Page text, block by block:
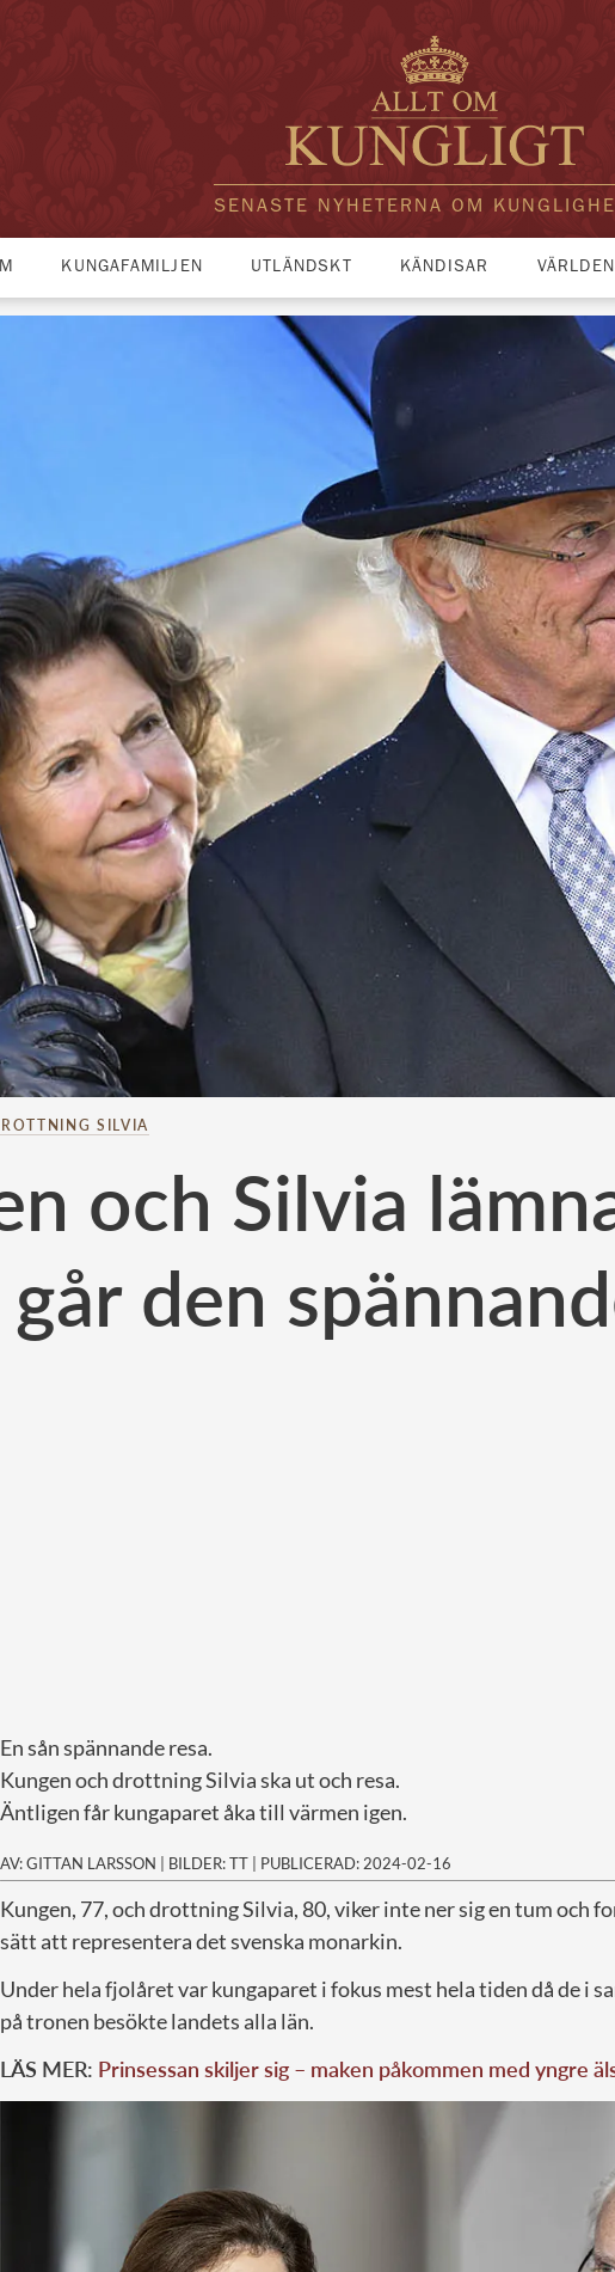
SENASTE NYHETERNA OM
KUNGAFAMILJEN UTLÄNDSKT KÄNDISAR
SILVIA
och Silvia
går den
En sån spännande resa.
Kungen och drottning Silvia ska ut och resa.
Äntligen får kungaparet åka till värmen igen.
AV: GITTAN LARSSON | BILDER: TT | PUBLICERAD: 2024-02-16
Kungen, 77, och drottning Silvia, 80, viker inte ner sig en tum och
sätt att representera det svenska monarkin.
Under hela fjolåret var kungaparet i fokus mest hela tiden då de i
på tronen besökte landets alla län.
LÄS MER: Prinsessan skiljer sig – maken påkommen med yngre